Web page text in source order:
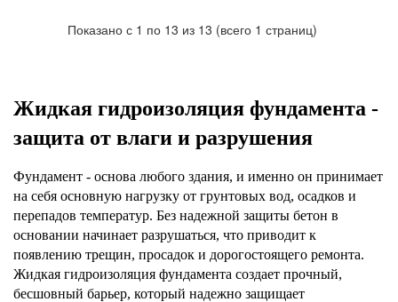
Показано с 1 по 13 из 13 (всего 1 страниц)
Жидкая гидроизоляция фундамента -
защита от влаги и разрушения
Фундамент - основа любого здания, и именно он принимает
на себя основную нагрузку от грунтовых вод, осадков и
перепадов температур. Без надежной защиты бетон в
основании начинает разрушаться, что приводит к
появлению трещин, просадок и дорогостоящего ремонта.
Жидкая гидроизоляция фундамента создает прочный,
бесшовный барьер, который надежно защищает